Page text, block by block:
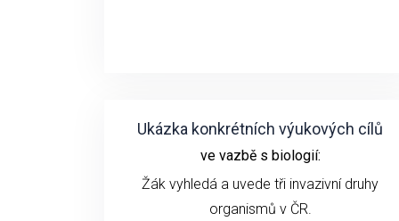
Ukázka konkrétních výukových cílů
ve vazbě s biologií:
Žák vyhledá a uvede tři invazivní druhy
organismů v ČR.